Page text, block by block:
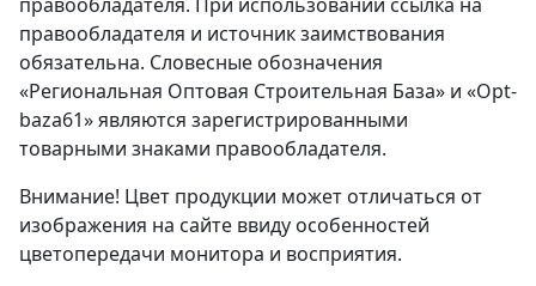
правообладателя и источник заимствования
обязательна. Словесные обозначения
«Региональная Оптовая Строительная База» и «Opt-
baza61» являются зарегистрированными
товарными знаками правообладателя.
Внимание! Цвет продукции может отличаться от
изображения на сайте ввиду особенностей
цветопередачи монитора и восприятия.